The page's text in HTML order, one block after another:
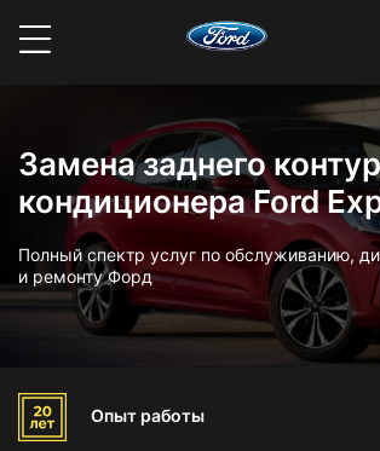
Замена заднего
кондиционера Ford
Полный спектр услуг по обслуживанию,
и ремонту Форд
Опыт работы